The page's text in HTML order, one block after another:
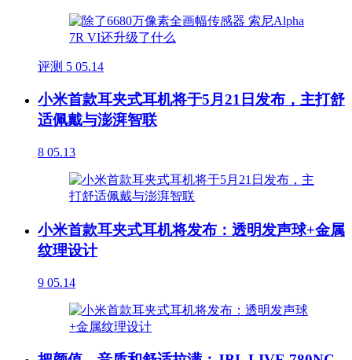
评测 5 05.14
小米首款耳夹式耳机将于5月21日发布，主打舒
适佩戴与澎湃智联
8 05.13
小米首款耳夹式耳机将发布：透明发声球+金属
纹理设计
9 05.14